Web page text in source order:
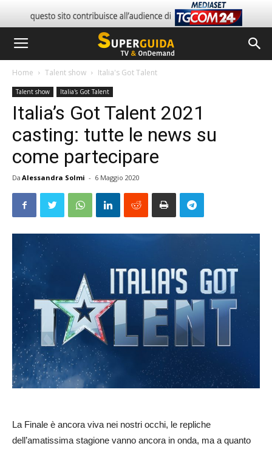
Home Talent show Italia's Got Talent
Talent show Italia's Got Talent
Italia’s Got Talent 2021
casting: tutte le news su
come partecipare
Da Alessandra Solmi - 6 Maggio 2020
La Finale è ancora viva nei nostri occhi, le repliche
dell’amatissima stagione vanno ancora in onda, ma a quanto